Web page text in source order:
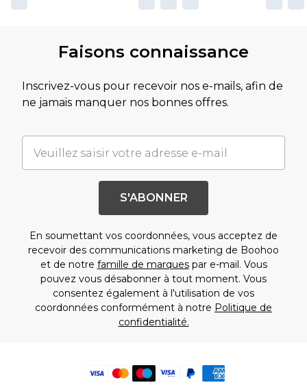
Faisons connaissance
Inscrivez-vous pour recevoir nos e-mails, afin de
ne jamais manquer nos bonnes offres.
S'ABONNER
En soumettant vos coordonnées, vous acceptez de
recevoir des communications marketing de Boohoo
et de notre famille de marquespar e-mail. Vous
pouvez vous désabonner à tout moment. Vous
consentez également à l'utilisation de vos
coordonnées conformément à notre Politique de
confidentialité.